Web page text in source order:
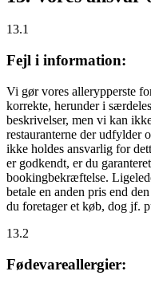
13.1
Fejl i information:
Vi gør vores allerypperste
korrekte, herunder i
beskrivelser, men vi kan
restauranterne der udfylder
ikke holdes ansvarlig for
er godkendt, er du
bookingbekræftelse.
betale en anden pris end
du foretager et køb, dog jf.
13.2
Fødevareallergier: